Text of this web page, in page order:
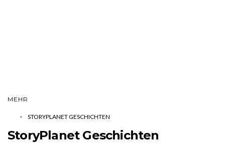
MEHR
STORYPLANET GESCHICHTEN
StoryPlanet Geschichten